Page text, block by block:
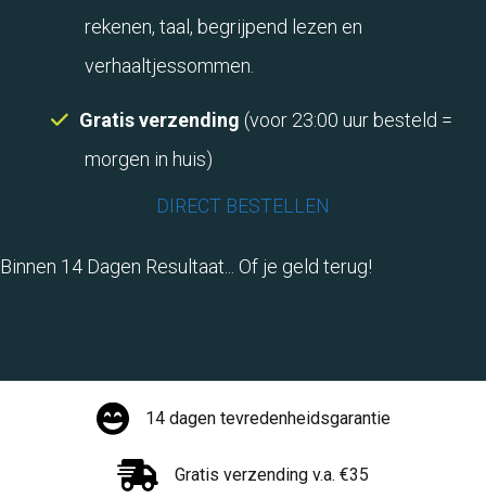
rekenen, taal, begrijpend lezen en
verhaaltjessommen.
Gratis verzending (voor 23:00 uur besteld =
morgen in huis)
DIRECT BESTELLEN
Binnen 14 Dagen Resultaat... Of je geld terug!
14 dagen tevredenheidsgarantie
Gratis verzending v.a. €35